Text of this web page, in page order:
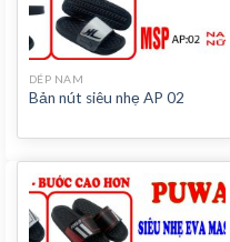
DÉP NAM
Bản nút siêu nhẹ AP 02